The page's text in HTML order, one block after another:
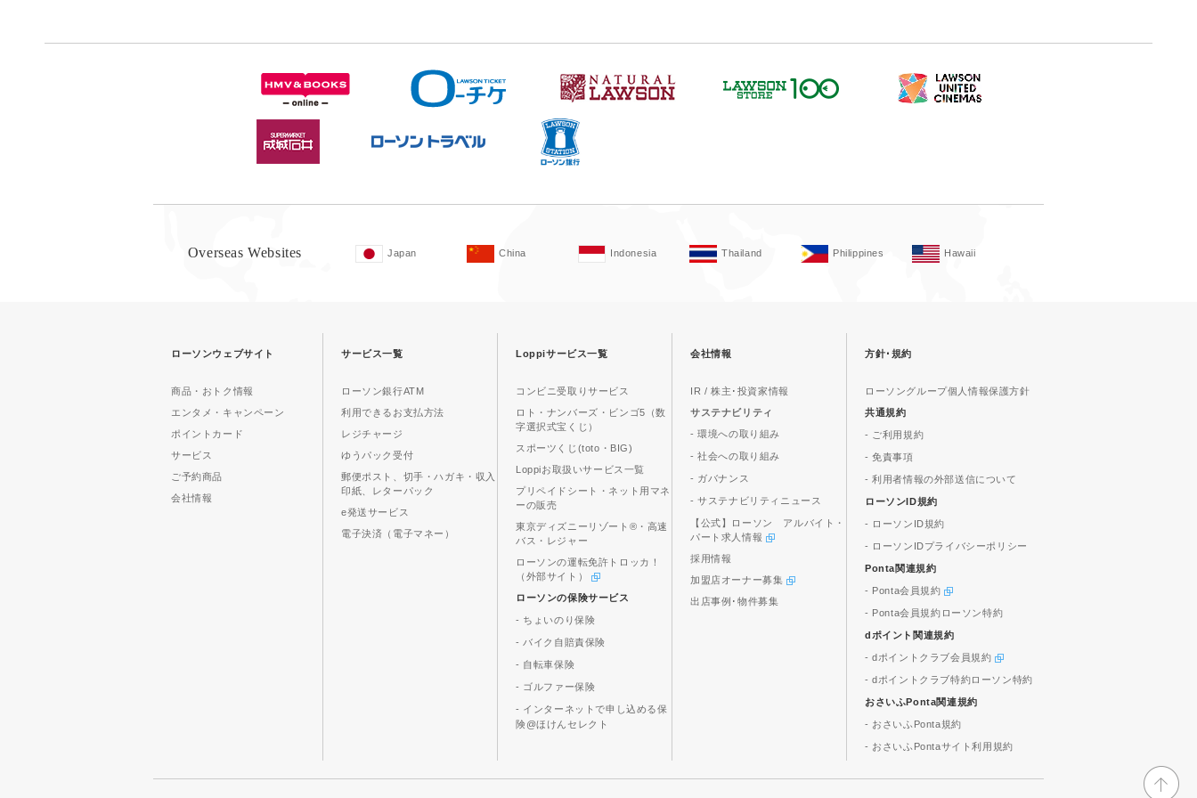
Overseas Websites Japan China Indonesia Thailand Philippines Hawaii
ローソンウェブサイト
商品・おトク情報
エンタメ・キャンペーン
ポイントカード
サービス
ご予約商品
会社情報
サービス一覧
ローソン銀行ATM
利用できるお支払方法
レジチャージ
ゆうパック受付
郵便ポスト、切手・ハガキ・収入
印紙、レターパック
e発送サービス
電子決済（電子マネー）
Loppiサービス一覧
コンビニ受取りサービス
ロト・ナンバーズ・ビンゴ5（数
字選択式宝くじ）
スポーツくじ(toto・BIG)
Loppiお取扱いサービス一覧
プリペイドシート・ネット用マネ
ーの販売
東京ディズニーリゾート®・高速
バス・レジャー
ローソンの運転免許トロッカ！
（外部サイト）
ローソンの保険サービス
- ちょいのり保険
- バイク自賠責保険
- 自転車保険
- ゴルファー保険
- インターネットで申し込める保
険@ほけんセレクト
会社情報
IR / 株主･投資家情報
サステナビリティ
- 環境への取り組み
- 社会への取り組み
- ガバナンス
- サステナビリティニュース
【公式】ローソン アルバイト・
パート求人情報
採用情報
加盟店オーナー募集
出店事例･物件募集
方針･規約
ローソングループ個人情報保護方針
共通規約
- ご利用規約
- 免責事項
- 利用者情報の外部送信について
ローソンID規約
- ローソンID規約
- ローソンIDプライバシーポリシー
Ponta関連規約
- Ponta会員規約
- Ponta会員規約ローソン特約
dポイント関連規約
- dポイントクラブ会員規約
- dポイントクラブ特約ローソン特約
おさいふPonta関連規約
- おさいふPonta規約
- おさいふPontaサイト利用規約